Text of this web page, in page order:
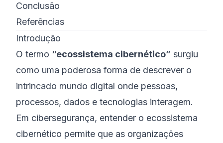
Conclusão
Referências
Introdução
O termo “ecossistema cibernético” surgiu
como uma poderosa forma de descrever o
intrincado mundo digital onde pessoas,
processos, dados e tecnologias interagem.
Em cibersegurança, entender o ecossistema
cibernético permite que as organizações